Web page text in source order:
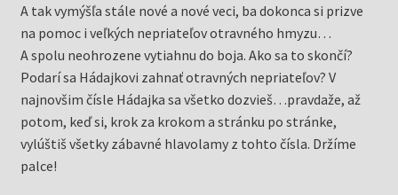
A tak vymýšľa stále nové a nové veci, ba dokonca si prizve
na pomoc i veľkých nepriateľov otravného hmyzu…
A spolu neohrozene vytiahnu do boja. Ako sa to skončí?
Podarí sa Hádajkovi zahnať otravných nepriateľov? V
najnovšim čísle Hádajka sa všetko dozvieš…pravdaže, až
potom, keď si, krok za krokom a stránku po stránke,
vylúštiš všetky zábavné hlavolamy z tohto čísla. Držíme
palce!